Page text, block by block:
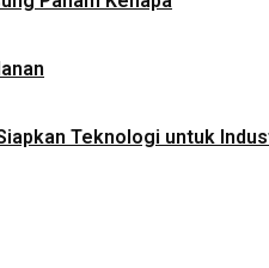
Teknologi untuk